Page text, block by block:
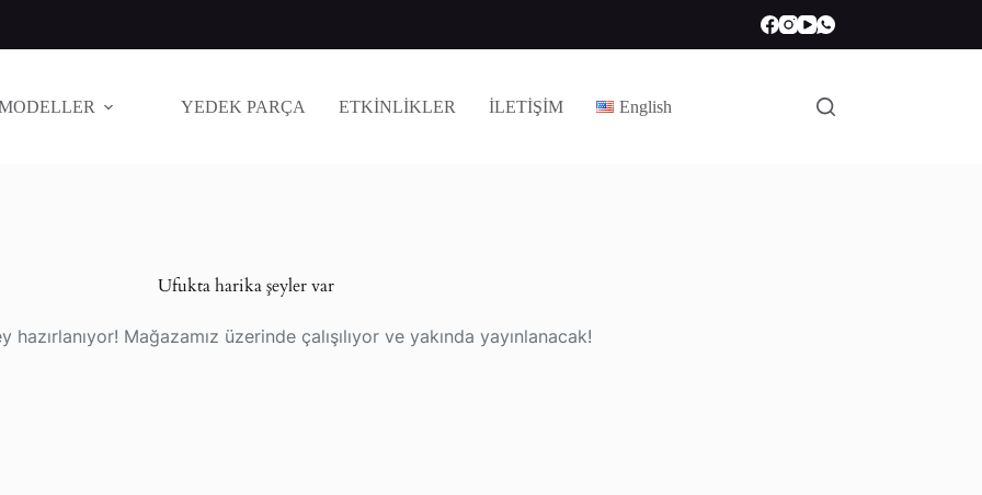
YEDEK PARÇA ETKİNLİKLER İLETİŞİM English
Ufukta harika şeyler var
hazırlanıyor! Mağazamız üzerinde çalışılıyor ve yakında yayınlanacak!